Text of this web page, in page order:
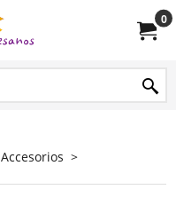
0
Accesorios >